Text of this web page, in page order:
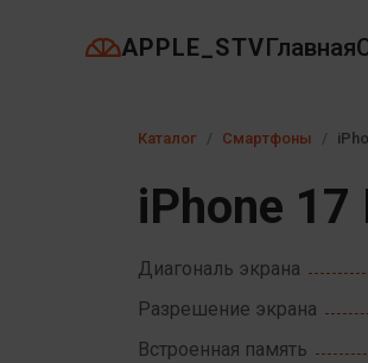
APPLE_STVГлавная
Каталог Смартфоны
iPhone 17
Диагональ экрана
Разрешение экрана
Встроенная память